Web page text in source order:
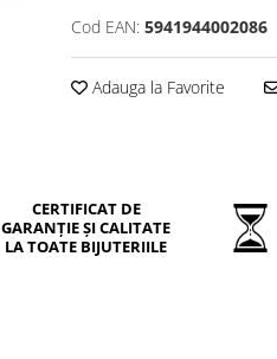
Cod EAN: 5941944002086
Adauga la Favorite
CERTIFICAT DE
GARANȚIE ȘI CALITATE
LA TOATE BIJUTERIILE